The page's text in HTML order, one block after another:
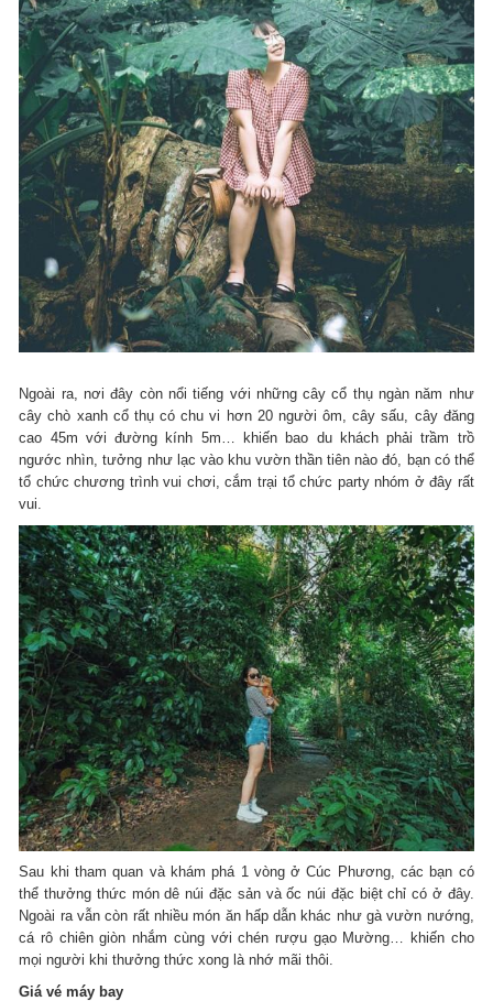
Ngoài ra, nơi đây còn nổi tiếng với những cây cổ thụ ngàn năm như
cây chò xanh cổ thụ có chu vi hơn 20 người ôm, cây sấu, cây đăng
cao 45m với đường kính 5m… khiến bao du khách phải trầm trồ
ngước nhìn, tưởng như lạc vào khu vườn thần tiên nào đó, bạn có thể
tổ chức chương trình vui chơi, cắm trại tổ chức party nhóm ở đây rất
vui.
Sau khi tham quan và khám phá 1 vòng ở Cúc Phương, các bạn có
thể thưởng thức món dê núi đặc sản và ốc núi đặc biệt chỉ có ở đây.
Ngoài ra vẫn còn rất nhiều món ăn hấp dẫn khác như gà vườn nướng,
cá rô chiên giòn nhắm cùng với chén rượu gạo Mường… khiến cho
mọi người khi thưởng thức xong là nhớ mãi thôi.
Giá vé máy bay